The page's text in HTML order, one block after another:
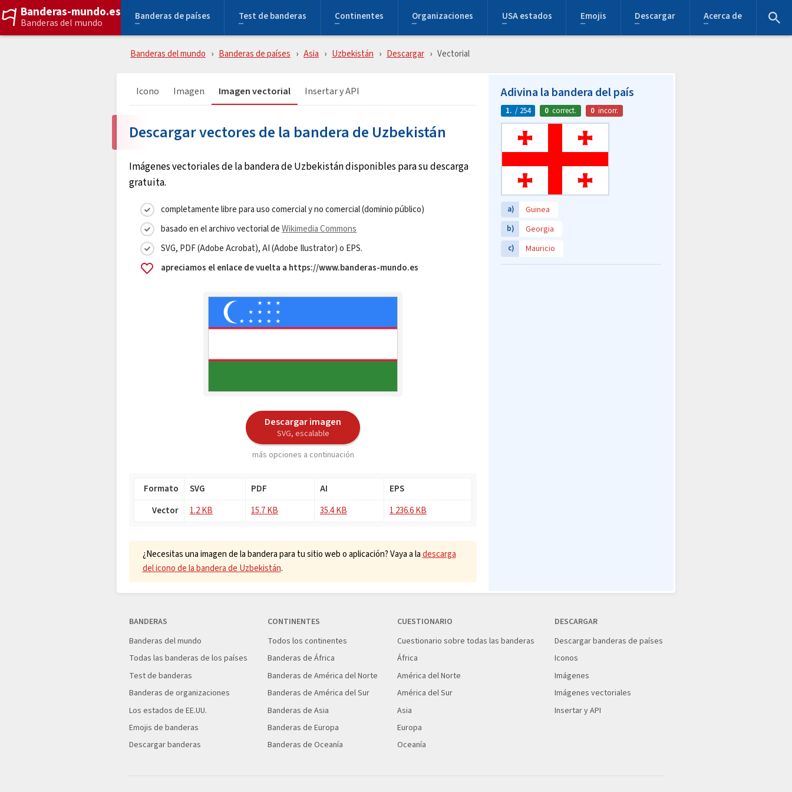
Banderas-mundo.es
Banderas del mundo
Banderas de países Test de banderas Continentes Organizaciones USA estados Emojis Descargar Acerca de
Banderas del mundo Banderas de países Asia Uzbekistán Descargar Vectorial
Icono Imagen Imagen vectorial Insertar y API
Descargar vectores de la bandera de Uzbekistán
Imágenes vectoriales de la bandera de Uzbekistán disponibles para su descarga
gratuita.
completamente libre para uso comercial y no comercial (dominio público)
basado en el archivo vectorial deWikimedia Commons
SVG, PDF (Adobe Acrobat), AI (Adobe Ilustrator) o EPS.
apreciamos el enlace de vuelta a https://www.banderas-mundo.es
Descargar imagen
SVG, escalable
más opciones a continuación
Formato SVG PDF AI
EPS
Vector
1.2 KB 15.7 KB 35.4 KB 1 236.6 KB
¿Necesitas una imagen de la bandera para tu sitio web o aplicación? Vaya a ladescarga
del icono de la bandera de Uzbekistán.
Adivina la bandera del país
1. / 254 0 correct. 0 incorr.
a) Guinea
b) Georgia
c) Mauricio
BANDERAS
Banderas del mundo
Todas las banderas de los países
Test de banderas
Banderas de organizaciones
Los estados de EE.UU.
Emojis de banderas
Descargar banderas
CONTINENTES
Todos los continentes
Banderas de África
Banderas de América del Norte
Banderas de América del Sur
Banderas de Asia
Banderas de Europa
Banderas de Oceanía
CUESTIONARIO
Cuestionario sobre todas las banderas
África
América del Norte
América del Sur
Asia
Europa
Oceanía
DESCARGAR
Descargar banderas de países
Iconos
Imágenes
Imágenes vectoriales
Insertar y API